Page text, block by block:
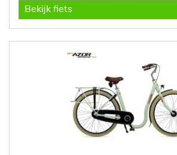
Bekijk fiets